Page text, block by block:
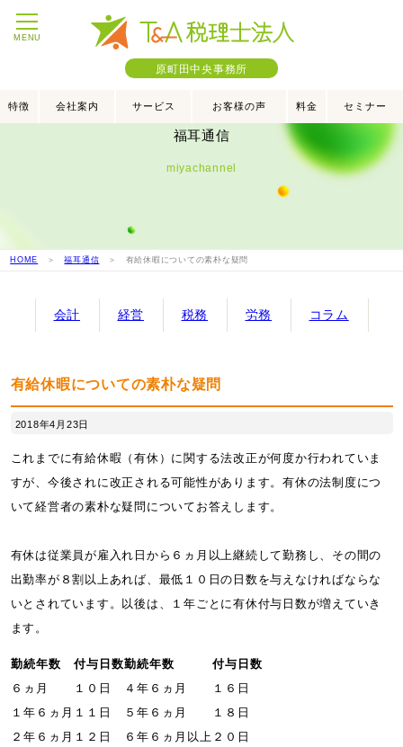
MENU
原町田中央事務所
特徴 会社案内 サービス お客様の声 料金 セミナー
福耳通信
miyachannel
HOME ＞福耳通信 ＞ 有給休暇についての素朴な疑問
会計 経営 税務 労務 コラム
有給休暇についての素朴な疑問
2018年4月23日
これまでに有給休暇（有休）に関する法改正が何度か行われていま
すが、今後されに改正される可能性があります。有休の法制度につ
いて経営者の素朴な疑問についてお答えします。
有休は従業員が雇入れ日から６ヵ月以上継続して勤務し、その間の
出勤率が８割以上あれば、最低１０日の日数を与えなければならな
いとされています。以後は、１年ごとに有休付与日数が増えていき
ます。
勤続年数 付与日数勤続年数
付与日数
６ヵ月
１０日 ４年６ヵ月
１６日
１年６ヵ月 １１日 ５年６ヵ月
１８日
２年６ヵ月 １２日 ６年６ヵ月以上 ２０日